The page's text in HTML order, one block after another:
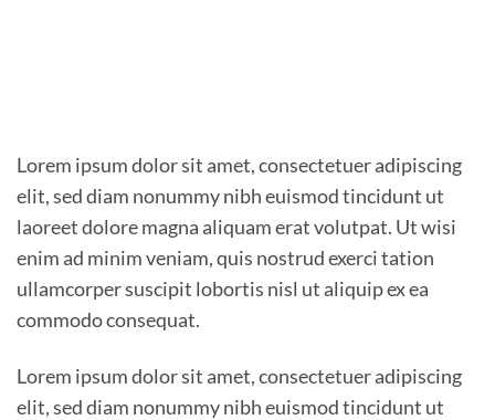
Lorem ipsum dolor sit amet, consectetuer adipiscing
elit, sed diam nonummy nibh euismod tincidunt ut
laoreet dolore magna aliquam erat volutpat. Ut wisi
enim ad minim veniam, quis nostrud exerci tation
ullamcorper suscipit lobortis nisl ut aliquip ex ea
commodo consequat.
Lorem ipsum dolor sit amet, consectetuer adipiscing
elit, sed diam nonummy nibh euismod tincidunt ut